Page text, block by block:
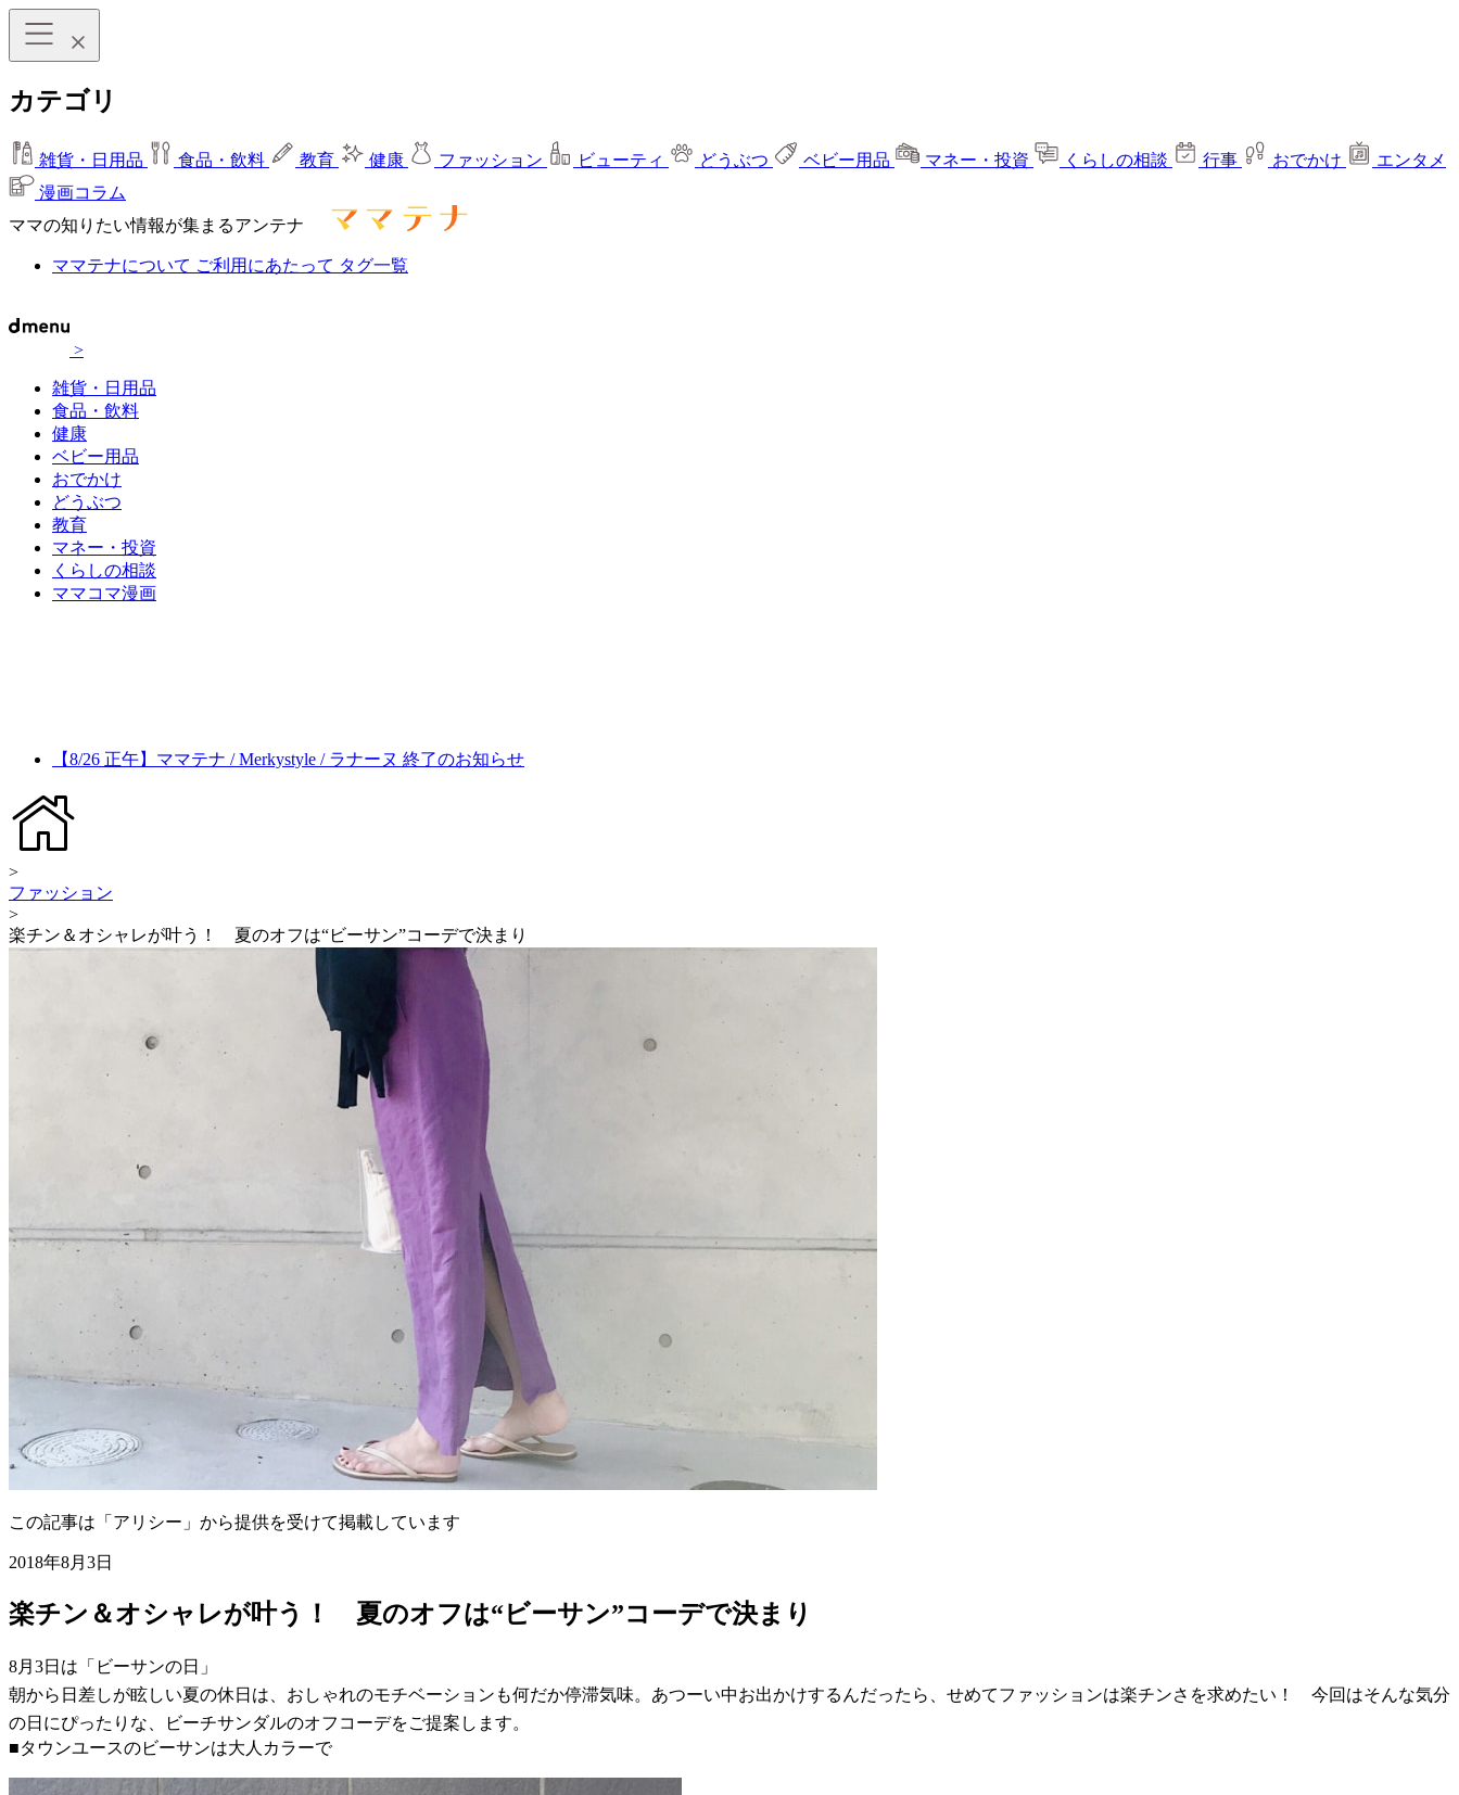
カテゴリ
雑貨・日用品 食品・飲料 教育 健康 ファッション ビューティ どうぶつ ベビー用品 マネー・投資 くらしの相談 行事 おでかけ
エンタメ
漫画コラム
ママの知りたい情報が集まるアンテナ
ママテナについて ご利用にあたって タグ一覧
>
雑貨・日用品
食品・飲料
健康
ベビー用品
おでかけ
どうぶつ
教育
マネー・投資
くらしの相談
ママコマ漫画
【8/26 正午】ママテナ / Merkystyle / ラナーヌ 終了のお知らせ
>
ファッション
>
楽チン＆オシャレが叶う！ 夏のオフは“ビーサン”コーデで決まり
この記事は「アリシー」から提供を受けて掲載しています
2018年8月3日
楽チン＆オシャレが叶う！ 夏のオフは“ビーサン”コーデで決まり
8月3日は「ビーサンの日」
朝から日差しが眩しい夏の休日は、おしゃれのモチベーションも何だか停滞気味。あつーい中お出かけするんだったら、せめてファッションは楽チンさを求めたい！ 今回はそんな気分
の日にぴったりな、ビーチサンダルのオフコーデをご提案します。
■タウンユースのビーサンは大人カラーで